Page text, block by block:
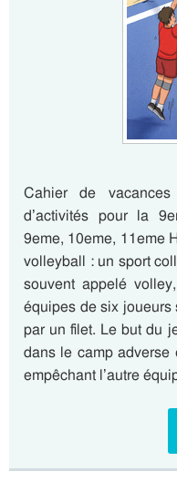
Cahier de
d’activités pour la
9eme, 10eme, 11eme
volleyball : un sport
souvent appelé
équipes de six joueurs
par un filet. Le but du
dans le camp
empêchant l’autre